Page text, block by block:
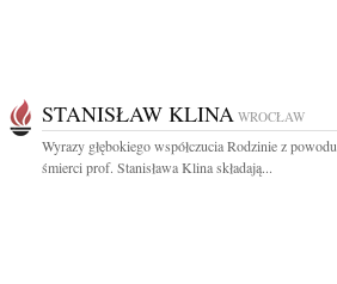
STANISŁAW KLINA WROCŁAW
Wyrazy głębokiego współczucia Rodzinie z powodu
śmierci prof. Stanisława Klina składają...